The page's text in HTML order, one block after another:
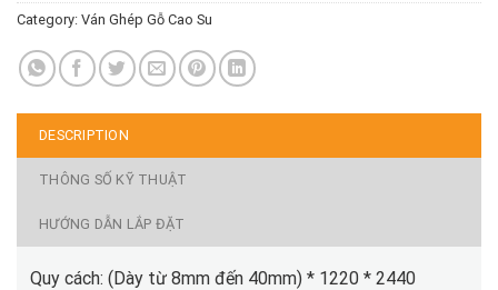
Category: Ván Ghép Gỗ Cao Su
DESCRIPTION
THÔNG SỐ KỸ THUẬT
HƯỚNG DẪN LẮP ĐẶT
Quy cách: (Dày từ 8mm đến 40mm) * 1220 * 2440